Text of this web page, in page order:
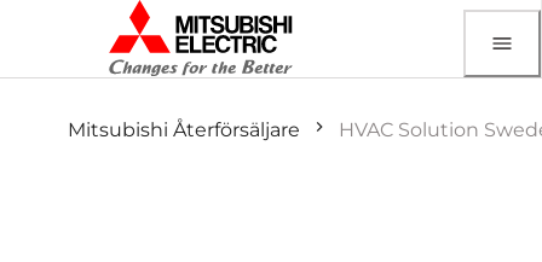
Mitsubishi Återförsäljare HVAC Solution